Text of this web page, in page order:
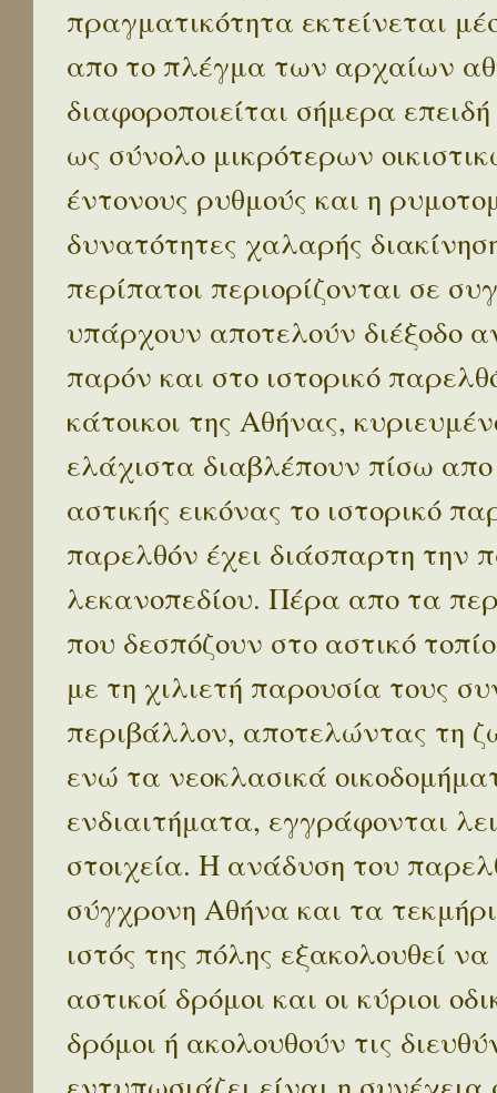
πραγματικότητα εκτείνεται
απο το πλέγμα των αρχαίων
διαφοροποιείται σήμερα
ως σύνολο μικρότερων
έντονους ρυθμούς και η
δυνατότητες χαλαρής
περίπατοι περιορίζονται σε
υπάρχουν αποτελούν διέξοδο
παρόν και στο ιστορικό
κάτοικοι της Αθήνας,
ελάχιστα διαβλέπουν πίσω
αστικής εικόνας το ιστορικό
παρελθόν έχει διάσπαρτη την
λεκανοπεδίου. Πέρα απο τα
που δεσπόζουν στο αστικό
με τη χιλιετή παρουσία τους
περιβάλλον, αποτελώντας τη
ενώ τα νεοκλασικά
ενδιαιτήματα, εγγράφονται
στοιχεία. Η ανάδυση του
σύγχρονη Αθήνα και τα
ιστός της πόλης εξακολουθεί
αστικοί δρόμοι και οι κύριοι
δρόμοι ή ακολουθούν τις